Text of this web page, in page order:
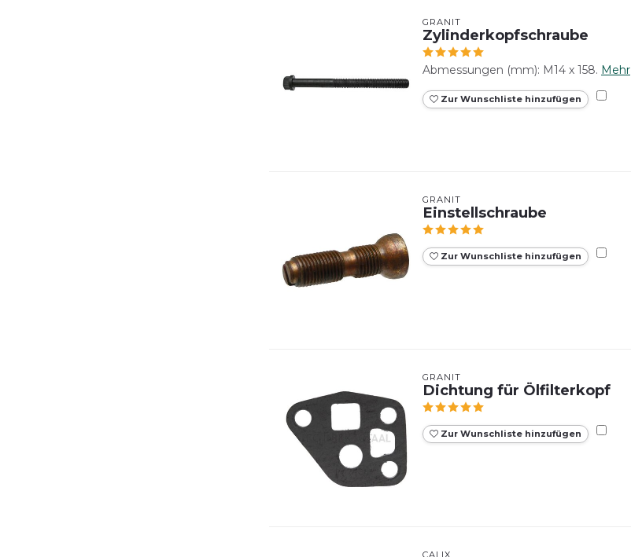
GRANIT
Zylinderkopfschraube
Abmessungen (mm): M14 x 158. Mehr
Zur Wunschliste hinzufügen
GRANIT
Einstellschraube
Zur Wunschliste hinzufügen
GRANIT
Dichtung für Ölfilterkopf
Zur Wunschliste hinzufügen
CALIX